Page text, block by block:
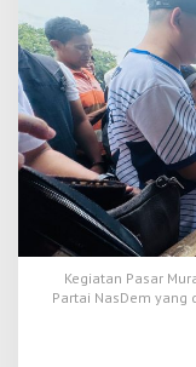
e
r
t
o
A
p
r
e
s
a
s
i
P
Kegiatan Pasar
Partai NasDem yang